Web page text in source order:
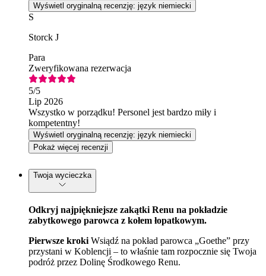
Wyświetl oryginalną recenzję: język niemiecki
S
Storck J
Para
Zweryfikowana rezerwacja
5/5
Lip 2026
Wszystko w porządku! Personel jest bardzo miły i
kompetentny!
Wyświetl oryginalną recenzję: język niemiecki
Pokaż więcej recenzji
Twoja wycieczka
Odkryj najpiękniejsze zakątki Renu na pokładzie
zabytkowego parowca z kołem łopatkowym.
Pierwsze kroki Wsiądź na pokład parowca „Goethe” przy
przystani w Koblencji – to właśnie tam rozpocznie się Twoja
podróż przez Dolinę Środkowego Renu.